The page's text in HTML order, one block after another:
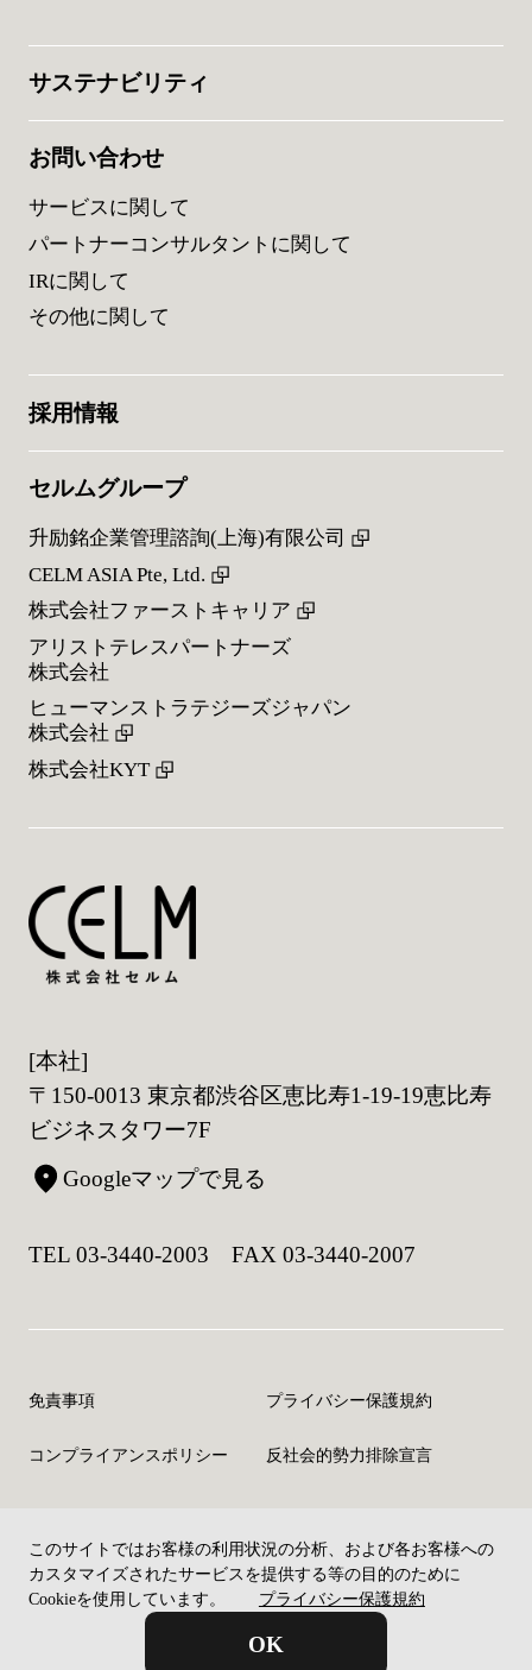
このサイトではお客様の利用状況の分析、および各お客様への
カスタマイズされたサービスを提供する等の目的のために
Cookieを使用しています。 プライバシー保護規約
OK
サステナビリティ
お問い合わせ
サービスに関して
パートナーコンサルタントに関して
IRに関して
その他に関して
採用情報
セルムグループ
升励銘企業管理諮詢(上海)有限公司
CELM ASIA Pte, Ltd.
株式会社ファーストキャリア
アリストテレスパートナーズ
株式会社
ヒューマンストラテジーズジャパン
株式会社
株式会社KYT
[本社]
〒150-0013 東京都渋谷区恵比寿1-19-19恵比寿
ビジネスタワー7F
Googleマップで見る
TEL 03-3440-2003 FAX 03-3440-2007
免責事項 プライバシー保護規約
コンプライアンスポリシー 反社会的勢力排除宣言
©Copyright CELM Inc. All rights reserved.